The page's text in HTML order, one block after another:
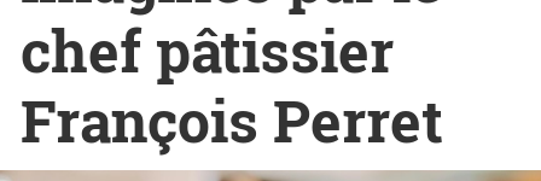
chef pâtissier
François Perret